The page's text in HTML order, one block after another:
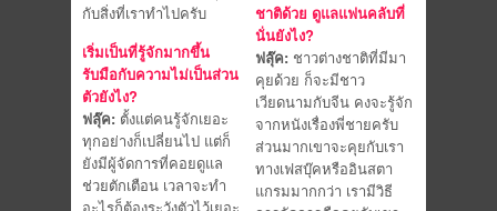
กับสิ่งที่เราทำไปครับ
เริ่มเป็นที่รู้จักมากขึ้น
รับมือกับความไม่เป็นส่วน
ตัวยังไง?
ฟลุ๊ค: ตั้งแต่คนรู้จักเยอะ
ทุกอย่างก็เปลี่ยนไป แต่ก็
ยังมีผู้จัดการที่คอยดูแล
ช่วยตักเตือน เวลาจะทำ
ชาติด้วย ดูแลแฟนคลับที่
นั่นยังไง?
ฟลุ๊ค: ชาวต่างชาติที่มีมา
คุยด้วย ก็จะมีชาว
เวียดนามกับจีน คงจะรู้จัก
จากหนังเรื่องพี่ชายครับ
ส่วนมากเขาจะคุยกับเรา
ทางเฟสบุ๊คหรืออินสตา
แกรมมากกว่า เรามีวิธี